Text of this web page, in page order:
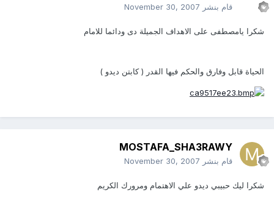
قام بنشر November 30, 2007
شكرا يامصطفى على الاهداف الجميلة دى ودائما للامام
الحياة قابل وفارق والحكم فيها القدر ( كابتن ديدو )
MOSTAFA_SHA3RAWY
قام بنشر November 30, 2007
شكرا ليك حبيبي ديدو علي الاهتمام ومرورك الكريم